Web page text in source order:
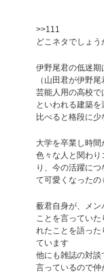
>>111
どこネタでしょう
伊野尾君の低迷期
（山田君が伊野
芸能人用の高校
といわれる建築
比べると格段に少
大学を卒業し時間
色々な人と関わり
り、今の活躍に
て可愛くなったの
薮君自身が、メン
ことを言ってい
れたことを語った
ています
他にも雑誌の対
言っているので仲